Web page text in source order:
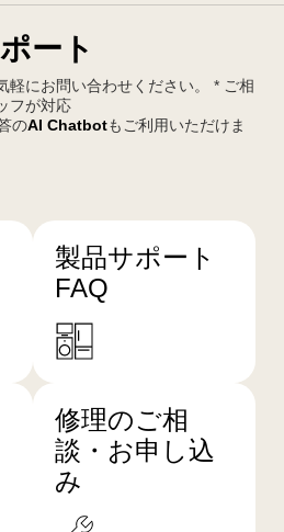
ート
軽にお問い合わせください。 * ご相
フが対応
のAI Chatbotもご利用いただけま
製品サポート
FAQ
修理のご相
談・お申し込
み